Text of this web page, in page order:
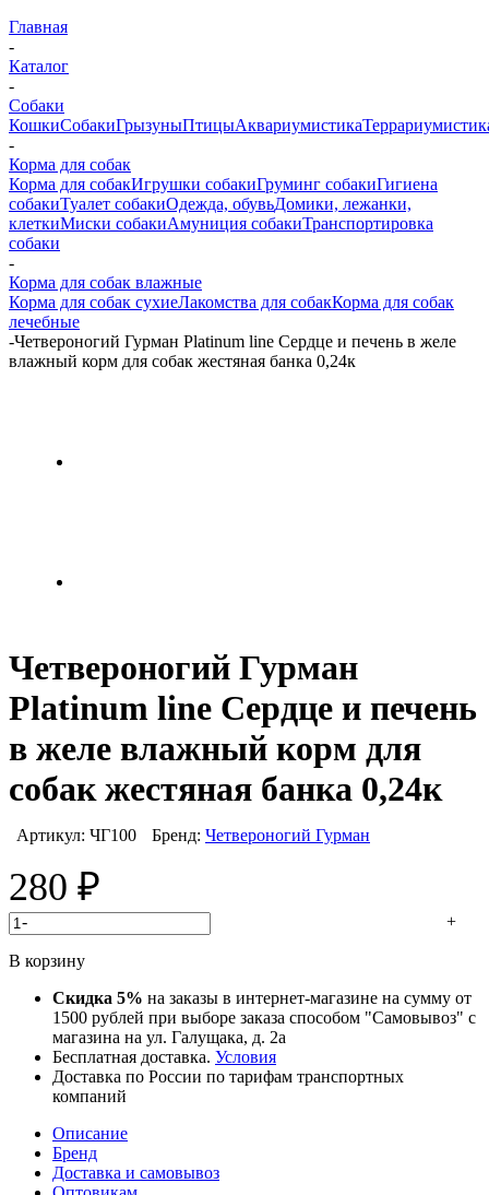
Главная
-
Каталог
-
Собаки
КошкиСобакиГрызуныПтицыАквариумистика
-
Корма для собак
Корма для собакИгрушки собакиГруминг собакиГигиена
собакиТуалет собакиОдежда, обувьДомики, лежанки,
клеткиМиски собакиАмуниция собакиТранспортировка
собаки
-
Корма для собак влажные
Корма для собак сухиеЛакомства для собакКорма для собак
лечебные
-Четвероногий Гурман Platinum line Сердце и печень в желе
влажный корм для собак жестяная банка 0,24к
Четвероногий Гурман
Platinum line Сердце и печень
в желе влажный корм для
собак жестяная банка 0,24к
Артикул: ЧГ100 Бренд: Четвероногий Гурман
280 ₽
- +
В корзину
Скидка 5% на заказы в интернет-магазине на сумму от
1500 рублей при выборе заказа способом "Самовывоз" с
магазина на ул. Галущака, д. 2а
Бесплатная доставка. Условия
Доставка по России по тарифам транспортных
компаний
Описание
Бренд
Доставка и самовывоз